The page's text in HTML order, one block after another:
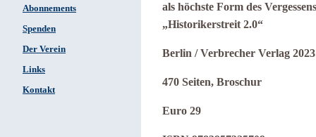
Abonnements
Spenden
Der Verein
Links
Kontakt
als höchste Form des
„Historikerstreit 2.0“
Berlin / Verbrecher Verlag 2023
470 Seiten, Broschur
Euro 29